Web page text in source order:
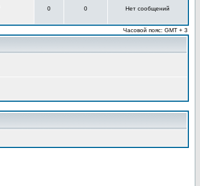
0 0 Нет сообщений
Часовой пояс: GMT + 3